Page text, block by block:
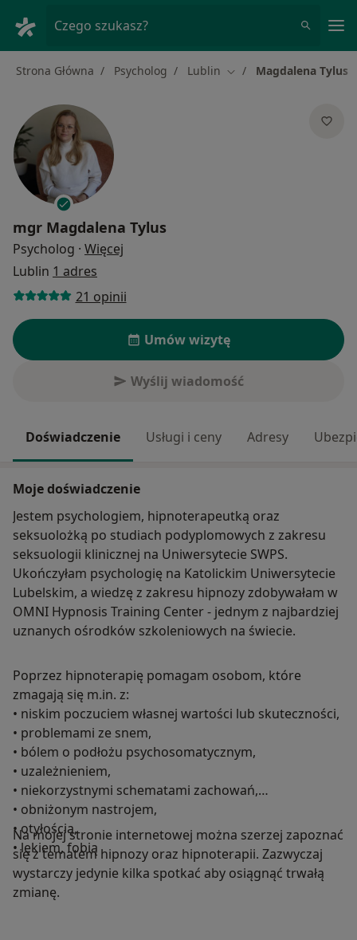
Czego szukasz?
Strona Główna Psycholog Lublin Zmień miasto
Magdalena Tylus
mgr Magdalena Tylus
Psycholog · Więcej
Lublin 1 adres
21 opinii
Umów wizytę
Wyślij wiadomość
Doświadczenie Usługi i ceny Adresy
Moje doświadczenie
Jestem psychologiem, hipnoterapeutką oraz
seksuolożką po studiach podyplomowych z zakresu
seksuologii klinicznej na Uniwersytecie SWPS.
Ukończyłam psychologię na Katolickim Uniwersytecie
Lubelskim, a wiedzę z zakresu hipnozy zdobywałam w
OMNI Hypnosis Training Center - jednym z najbardziej
uznanych ośrodków szkoleniowych na świecie.
Poprzez hipnoterapię pomagam osobom, które
zmagają się m.in. z:
• niskim poczuciem własnej wartości lub skuteczności,
• problemami ze snem,
• bólem o podłożu psychosomatycznym,
• uzależnieniem,
• niekorzystnymi schematami zachowań,
• obniżonym nastrojem,
• otyłością,
• lękiem, fobią
Na mojej stronie internetowej można szerzej zapoznać
się z tematem hipnozy oraz hipnoterapii. Zazwyczaj
wystarczy jedynie kilka spotkać aby osiągnąć trwałą
zmianę.